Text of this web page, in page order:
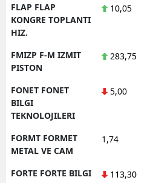
FLAP FLAP
KONGRE TOPLANTI
HIZ.
10,05
FMIZP F-M IZMIT
PISTON
283,75
FONET FONET
BILGI
TEKNOLOJILERI
5,00
FORMT FORMET
METAL VE CAM
1,74
FORTE FORTE BILGI
113,30